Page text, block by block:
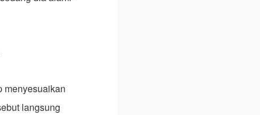
menyesuaikan
langsung